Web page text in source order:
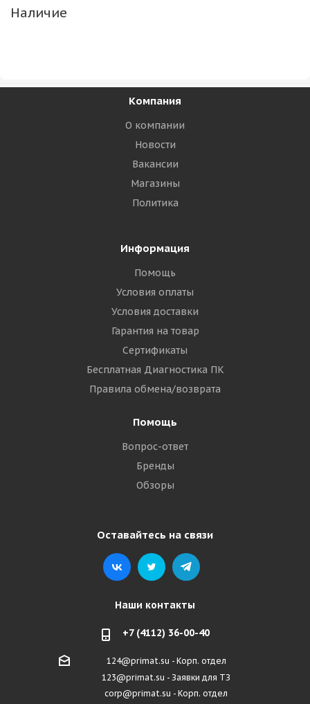
Наличие
Компания
О компании
Новости
Вакансии
Магазины
Политика
Информация
Помощь
Условия оплаты
Условия доставки
Гарантия на товар
Сертификаты
Бесплатная Диагностика ПК
Правила обмена/возврата
Помощь
Вопрос-ответ
Бренды
Обзоры
Оставайтесь на связи
Наши контакты
+7 (4112) 36-00-40
124@primat.su - Корп. отдел
123@primat.su - Заявки для ТЗ
corp@primat.su - Корп. отдел